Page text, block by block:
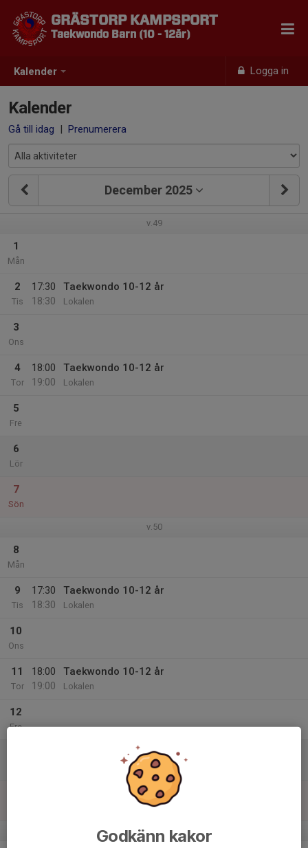
Kalender Logga in
GRÄSTORP KAMPSPORT
Taekwondo Barn (10 - 12år)
Kalender
Gå till idag | Prenumerera
December 2025
v.49
1
Mån
2
Tis
17:30
18:30
Taekwondo 10-12 år
Lokalen
3
Ons
4
Tor
18:00
19:00
Taekwondo 10-12 år
Lokalen
5
Fre
6
Lör
7
Sön
v.50
8
Mån
9
Tis
17:30
18:30
Taekwondo 10-12 år
Lokalen
10
Ons
11
Tor
18:00
19:00
Taekwondo 10-12 år
Lokalen
12
Fre
v.51
Godkänn kakor